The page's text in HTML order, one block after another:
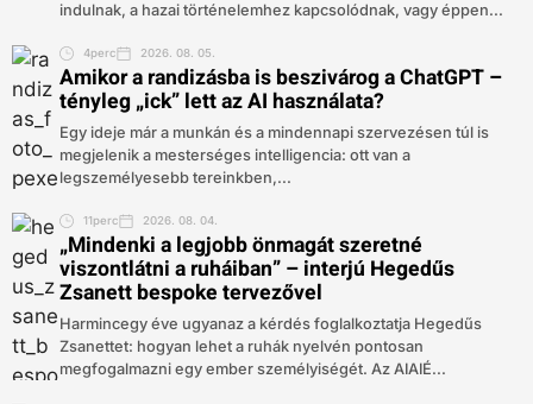
indulnak, a hazai történelemhez kapcsolódnak, vagy éppen...
4perc 2026. 08. 05.
Amikor a randizásba is beszivárog a ChatGPT –
tényleg „ick” lett az AI használata?
Egy ideje már a munkán és a mindennapi szervezésen túl is
megjelenik a mesterséges intelligencia: ott van a
legszemélyesebb tereinkben,...
11perc 2026. 08. 04.
„Mindenki a legjobb önmagát szeretné
viszontlátni a ruháiban” – interjú Hegedűs
Zsanett bespoke tervezővel
Harmincegy éve ugyanaz a kérdés foglalkoztatja Hegedűs
Zsanettet: hogyan lehet a ruhák nyelvén pontosan
megfogalmazni egy ember személyiségét. Az AIAIÉ...